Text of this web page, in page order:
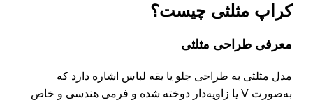
کراپ‌ مثلثی چیست؟
معرفی طراحی مثلثی
مدل مثلثی به طراحی جلو یا یقه لباس اشاره دارد که
به‌صورت V یا زاویه‌دار دوخته شده و فرمی هندسی و خاص